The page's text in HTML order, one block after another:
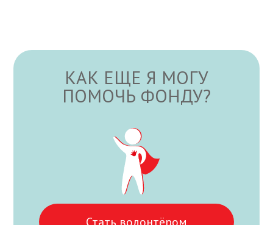
КАК ЕЩЕ Я МОГУ
ПОМОЧЬ ФОНДУ?
Стать волонтёром